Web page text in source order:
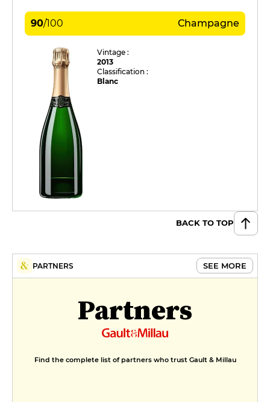
90/100 Champagne
Vintage :
2013
Classification :
Blanc
BACK TO TOP
PARTNERS SEE MORE
Partners
Find the complete list of partners who trust Gault & Millau